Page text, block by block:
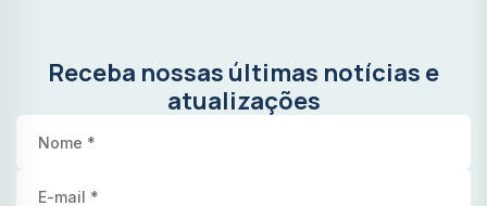
Receba nossas últimas notícias e
atualizações